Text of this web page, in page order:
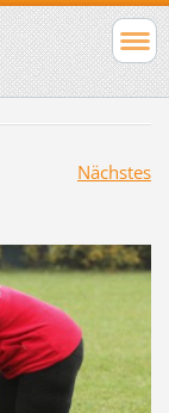
Nächstes